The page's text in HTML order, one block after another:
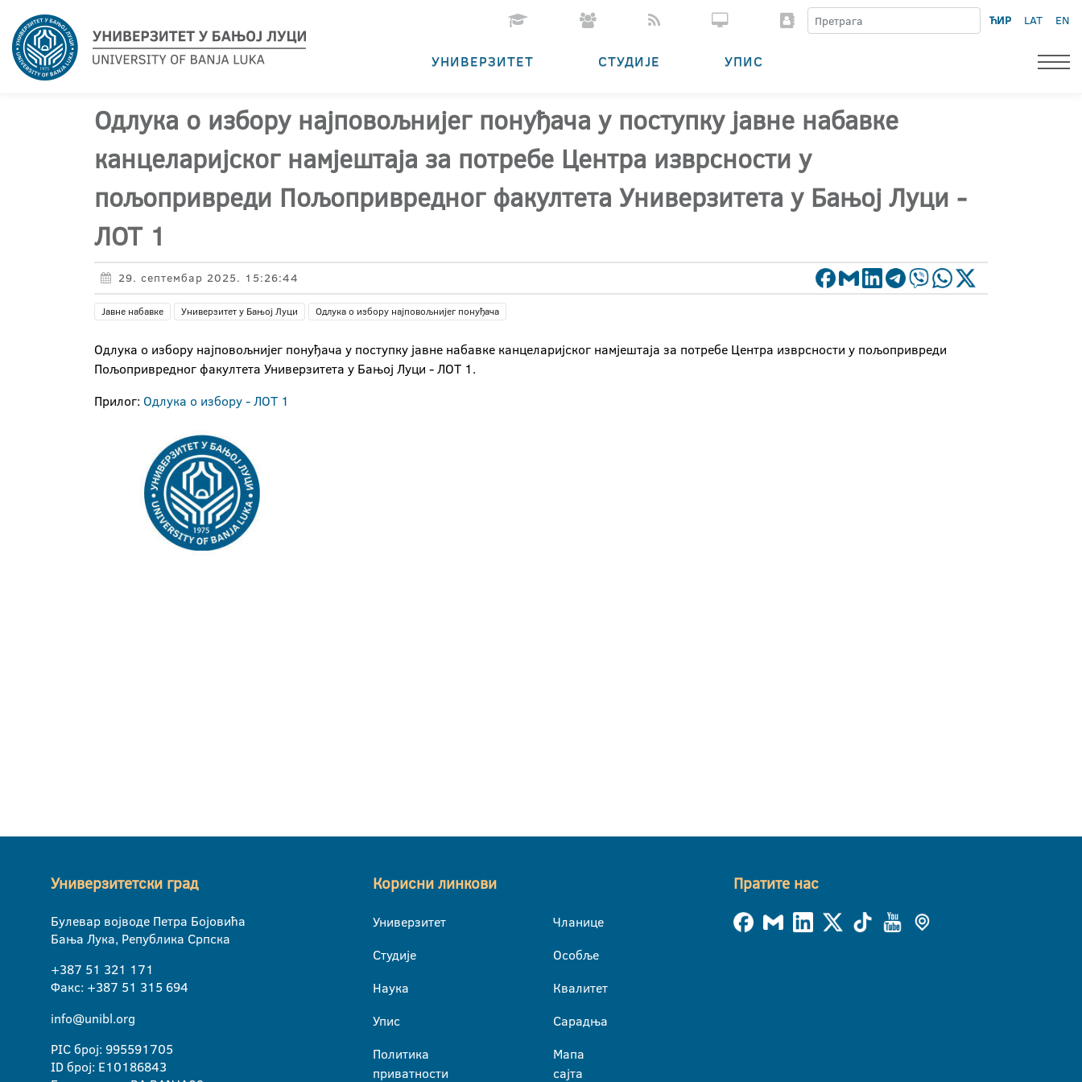
ЋИР LAT EN
УНИВЕРЗИТЕТ СТУДИЈЕ УПИС
Одлука о избору најповољнијег понуђача у поступку јавне набавке
канцеларијског намјештаја за потребе Центра изврсности у
пољопривреди Пољопривредног факултета Универзитета у Бањој Луци -
ЛОТ 1
29. септембар 2025. 15:26:44
Јавне набавке Универзитет у Бањој Луци Одлука о избору најповољнијег понуђача
Одлука о избору најповољнијег понуђача у поступку јавне набавке канцеларијског намјештаја за потребе Центра изврсности у пољопривреди
Пољопривредног факултета Универзитета у Бањој Луци - ЛОТ 1.
Прилог: Одлука о избору - ЛОТ 1
Универзитетски град
Булевар војводе Петра Бојовића
Бања Лука, Република Српска
+387 51 321 171
Факс: +387 51 315 694
info@unibl.org
PIC број: 995591705
ID број: E10186843
Корисни линкови
Универзитет
Студије
Наука
Упис
Политика
приватности
Чланице
Особље
Квалитет
Сарадња
Мапа
сајта
Пратите нас